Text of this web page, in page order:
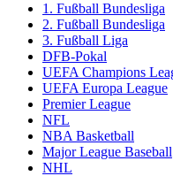
1. Fußball Bundesliga
2. Fußball Bundesliga
3. Fußball Liga
DFB-Pokal
UEFA Champions
UEFA Europa League
Premier League
NFL
NBA Basketball
Major League Baseball
NHL